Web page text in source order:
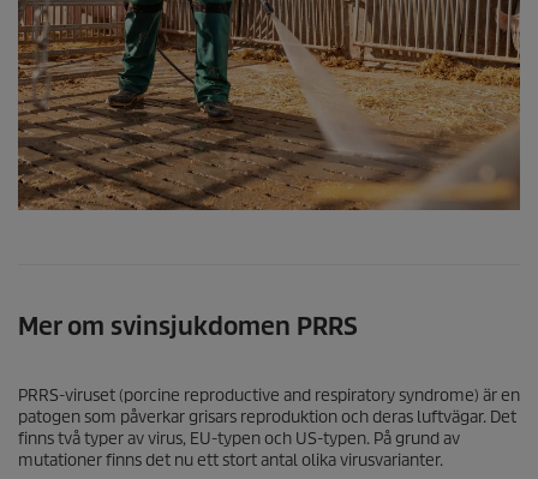
Mer om svinsjukdomen PRRS
PRRS-viruset (porcine reproductive and respiratory syndrome) är en
patogen som påverkar grisars reproduktion och deras luftvägar. Det
finns två typer av virus, EU-typen och US-typen. På grund av
mutationer finns det nu ett stort antal olika virusvarianter.